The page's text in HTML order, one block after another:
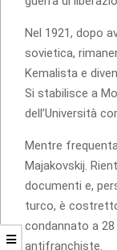
Nel 1921, dopo
sovietica,
Kemalista e
Si stabilisce a
dell’Università
Mentre
Majakovskij.
documenti e,
turco, è
condannato a
antifranchiste.